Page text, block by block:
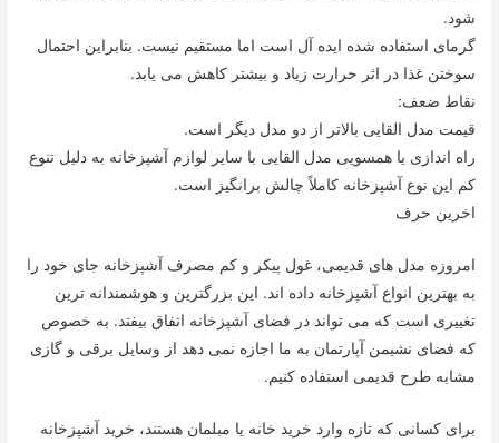
شود.
گرمای استفاده شده ایده آل است اما مستقیم نیست. بنابراین احتمال
سوختن غذا در اثر حرارت زیاد و بیشتر کاهش می یابد.
نقاط ضعف:
قیمت مدل القایی بالاتر از دو مدل دیگر است.
راه اندازی یا همسویی مدل القایی با سایر لوازم آشپزخانه به دلیل تنوع
کم این نوع آشپزخانه کاملاً چالش برانگیز است.
اخرین حرف
امروزه مدل های قدیمی، غول پیکر و کم مصرف آشپزخانه جای خود را
به بهترین انواع آشپزخانه داده اند. این بزرگترین و هوشمندانه ترین
تغییری است که می تواند در فضای آشپزخانه اتفاق بیفتد. به خصوص
که فضای نشیمن آپارتمان به ما اجازه نمی دهد از وسایل برقی و گازی
مشابه طرح قدیمی استفاده کنیم.
برای کسانی که تازه وارد خرید خانه یا مبلمان هستند، خرید آشپزخانه